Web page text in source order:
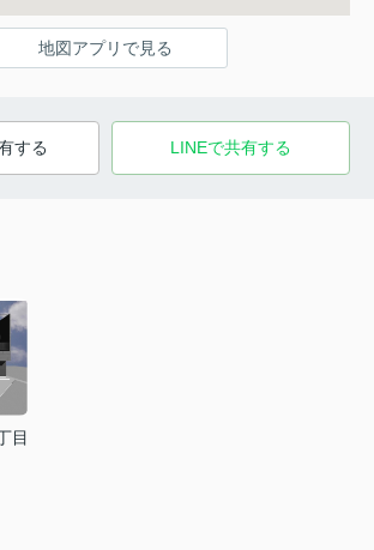
地図アプリで見る
する LINEで共有する
目